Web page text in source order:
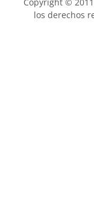
los derechos